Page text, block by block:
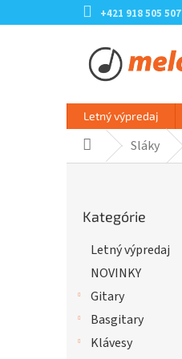
na
+421 918 505 507
Letný výpredaj
DomovSláky
kategórie
Kategórie
Letný výpredaj
NOVINKY
Gitary
Basgitary
Klávesy